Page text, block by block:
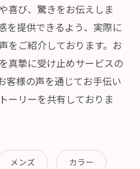
喜び、驚きをお伝えしま
を提供できるよう、実際に
をご紹介しております。お
真摯に受け止めサービスの
客様の声を通じてお手伝い
ーリーを共有しておりま
メンズ カラー